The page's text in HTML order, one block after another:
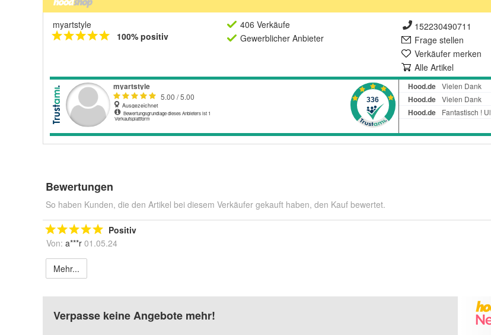
myartstyle
100% positiv
406 Verkäufe
Gewerblicher Anbieter
152230490711
Frage stellen
Verkäufer merken
Alle Artikel
Bewertungen
So haben Kunden, die den Artikel bei diesem Verkäufer gekauft haben, den Kauf bewertet.
Positiv
Von: a***r 01.05.24
Mehr...
Verpasse keine Angebote mehr!